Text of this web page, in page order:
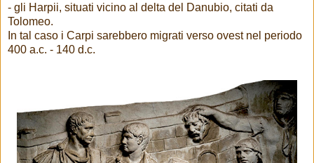
- gli Harpii, situati vicino al delta del Danubio, citati da
Tolomeo.
In tal caso i Carpi sarebbero migrati verso ovest nel periodo
400 a.c. - 140 d.c.